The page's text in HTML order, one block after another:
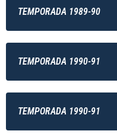
TEMPORADA 1989-90
TEMPORADA 1990-91
TEMPORADA 1990-91